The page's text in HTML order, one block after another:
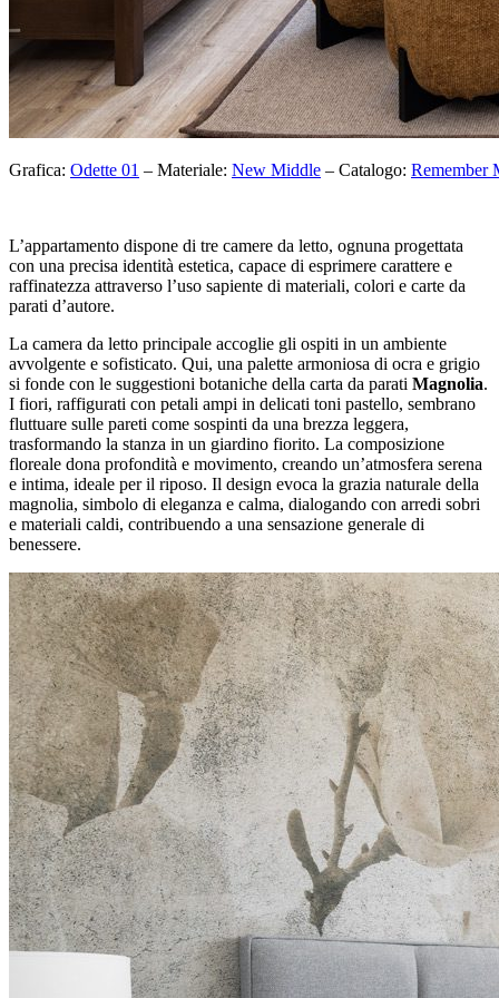
Grafica: Odette 01 – Materiale: New Middle – Catalogo: Remember
L’appartamento dispone di tre camere da letto, ognuna progettata
con una precisa identità estetica, capace di esprimere carattere e
raffinatezza attraverso l’uso sapiente di materiali, colori e carte da
parati d’autore.
La camera da letto principale accoglie gli ospiti in un ambiente
avvolgente e sofisticato. Qui, una palette armoniosa di ocra e grigio
si fonde con le suggestioni botaniche della carta da parati Magnolia.
I fiori, raffigurati con petali ampi in delicati toni pastello, sembrano
fluttuare sulle pareti come sospinti da una brezza leggera,
trasformando la stanza in un giardino fiorito. La composizione
floreale dona profondità e movimento, creando un’atmosfera serena
e intima, ideale per il riposo. Il design evoca la grazia naturale della
magnolia, simbolo di eleganza e calma, dialogando con arredi sobri
e materiali caldi, contribuendo a una sensazione generale di
benessere.